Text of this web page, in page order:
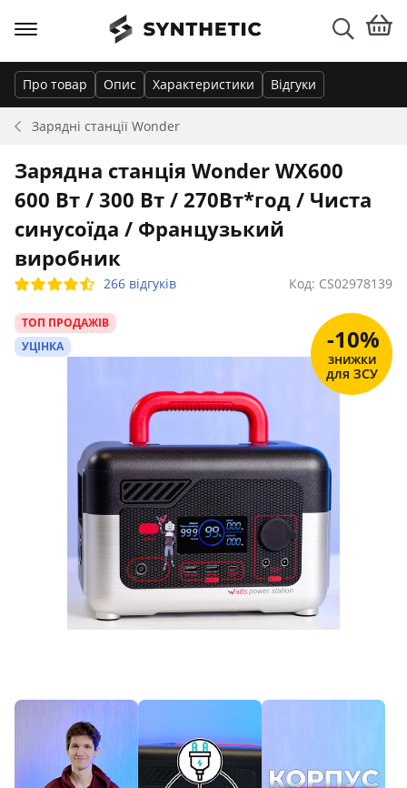
Зарядні станції Wonder
Про товар Опис Характеристики Відгуки
Зарядна станція Wonder WX600
600 Вт / 300 Вт / 270Вт*год / Чиста
синусоїда / Французький
виробник
266 відгуків Код: CS02978139
ТОП ПРОДАЖІВ
УЦІНКА
-10%
знижки
для ЗСУ